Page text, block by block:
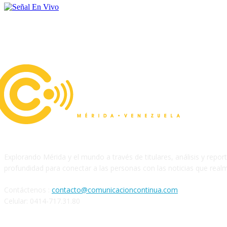
contacto@comunicacioncontinua.com